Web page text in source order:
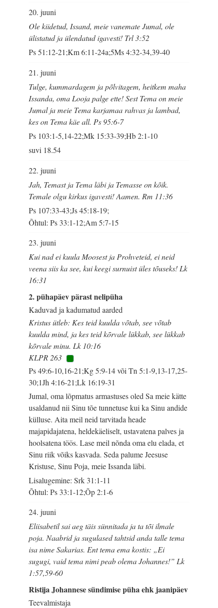
20. juuni
Ole kiidetud, Issand, meie vanemate Jumal, ole
ülistatud ja ülendatud igavesti! Trl 3:52
Ps 51:12-21;Km 6:11-24a;5Ms 4:32-34,39-40
21. juuni
Tulge, kummardagem ja põlvitagem, heitkem maha
Issanda, oma Looja palge ette! Sest Tema on meie
Jumal ja meie Tema karjamaa rahvas ja lambad,
kes on Tema käe all. Ps 95:6-7
Ps 103:1-5,14-22;Mk 15:33-39;Hb 2:1-10
suvi 18.54
22. juuni
Jah, Temast ja Tema läbi ja Temasse on kõik.
Temale olgu kirkus igavesti! Aamen. Rm 11:36
Ps 107:33-43;Js 45:18-19;
Õhtul: Ps 33:1-12;Am 5:7-15
23. juuni
Kui nad ei kuula Moosest ja Prohveteid, ei neid
veena siis ka see, kui keegi surnuist üles tõuseks! Lk
16:31
2. pühapäev pärast nelipüha
Kaduvad ja kadumatud aarded
Kristus ütleb: Kes teid kuulda võtab, see võtab
kuulda mind, ja kes teid kõrvale lükkab, see lükkab
kõrvale minu. Lk 10:16
KLPR 263
Ps 49:6-10,16-21;Kg 5:9-14 või Tn 5:1-9,13-17,25-
30;1Jh 4:16-21;Lk 16:19-31
Jumal, oma lõpmatus armastuses oled Sa meie kätte
usaldanud nii Sinu tõe tunnetuse kui ka Sinu andide
külluse. Aita meil neid tarvitada heade
majapidajatena, heldekäeliselt, ustavatena palves ja
hoolsatena töös. Lase meil nõnda oma elu elada, et
Sinu riik võiks kasvada. Seda palume Jeesuse
Kristuse, Sinu Poja, meie Issanda läbi.
Lisalugemine: Srk 31:1-11
Õhtul: Ps 33:1-12;Õp 2:1-6
24. juuni
Eliisabetil sai aeg täis sünnitada ja ta tõi ilmale
poja. Naabrid ja sugulased tahtsid anda talle tema
isa nime Sakarias. Ent tema ema kostis: „Ei
sugugi, vaid tema nimi peab olema Johannes!” Lk
1:57,59-60
Ristija Johannese sündimise püha ehk jaanipäev
Teevalmistaja